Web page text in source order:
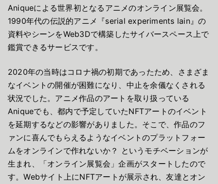
Aniqueによる世界初となるアニメのオンライン展覧会。
1990年代の伝説的アニメ『serial experiments lain』の
資料やシーンをWeb3Dで構築したサイバースペース上で
鑑賞できるサービスです。
2020年の当時はコロナ禍の初期であったため、さまざま
なイベントの開催が困難になり、中止を余儀なくされる
状況でした。アニメ作品のアートを取り扱っている
Aniqueでも、都内で予定していたNFTアートのイベント
を延期するなどの影響がありました。そこで、作品のフ
ァンに喜んでもらえるようなイベントのプラットフォー
ムをオンラインで作れないか？ というモチベーションが
生まれ、「オンライン展覧会」企画がスタートしたので
す。Webサイト上にNFTアートが展示され、友達とオン